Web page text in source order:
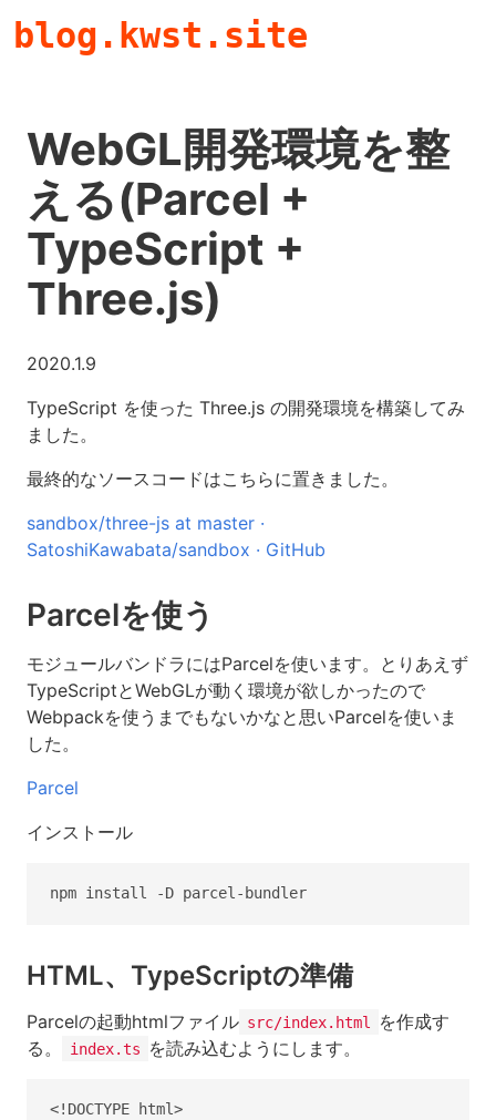
blog.kwst.site
WebGL開発環境を整
える(Parcel +
TypeScript +
Three.js)
2020.1.9
TypeScript を使った Three.js の開発環境を構築してみ
ました。
最終的なソースコードはこちらに置きました。
sandbox/three-js at master ·
SatoshiKawabata/sandbox · GitHub
Parcelを使う
モジュールバンドラにはParcelを使います。とりあえず
TypeScriptとWebGLが動く環境が欲しかったので
Webpackを使うまでもないかなと思いParcelを使いま
した。
Parcel
インストール
HTML、TypeScriptの準備
Parcelの起動htmlファイル src/index.html
を作成す
る。
index.ts を読み込むようにします。
<!DOCTYPE html>